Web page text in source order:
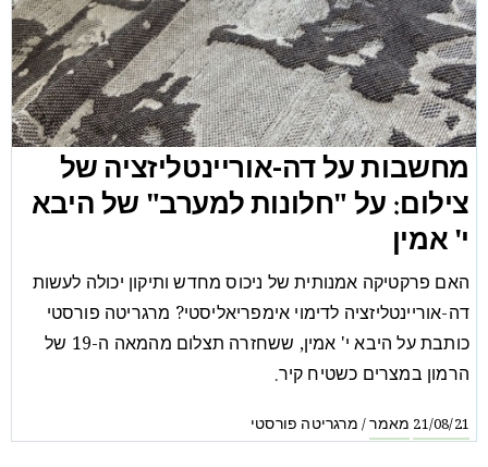
מחשבות על דה-אוריינטליזציה של
צילום: על "חלונות למערב" של היבא
י' אמין
האם פרקטיקה אמנותית של ניכוס מחדש ותיקון יכולה לעשות
דה-אוריינטליזציה לדימוי אימפריאליסטי? מרגריטה פורסטי
כותבת על היבא י' אמין, ששחזרה תצלום מהמאה ה-19 של
הרמון במצרים כשטיח קיר.
21/08/21 מאמר/מרגריטה פורסטי